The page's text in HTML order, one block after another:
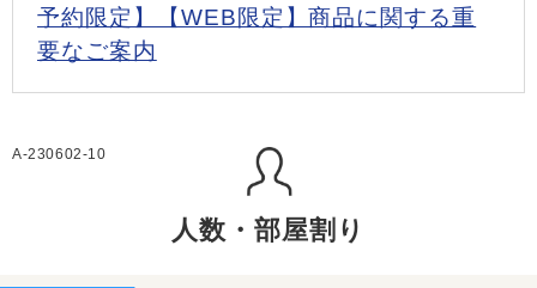
予約限定】【WEB限定】商品に関する重
要なご案内
A-230602-10
人数・部屋割り